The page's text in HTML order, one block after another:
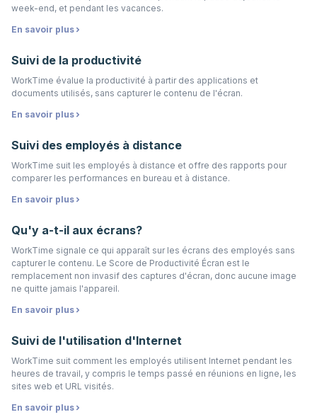
week-end, et pendant les vacances.
En savoir plus
Suivi de la productivité
WorkTime évalue la productivité à partir des applications et
documents utilisés, sans capturer le contenu de l'écran.
En savoir plus
Suivi des employés à distance
WorkTime suit les employés à distance et offre des rapports pour
comparer les performances en bureau et à distance.
En savoir plus
Qu'y a-t-il aux écrans?
WorkTime signale ce qui apparaît sur les écrans des employés sans
capturer le contenu. Le Score de Productivité Écran est le
remplacement non invasif des captures d'écran, donc aucune image
ne quitte jamais l'appareil.
En savoir plus
Suivi de l'utilisation d'Internet
WorkTime suit comment les employés utilisent Internet pendant les
heures de travail, y compris le temps passé en réunions en ligne, les
sites web et URL visités.
En savoir plus